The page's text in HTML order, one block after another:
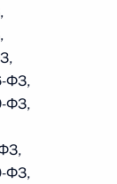
ФЗ,
ФЗ,
ФЗ,